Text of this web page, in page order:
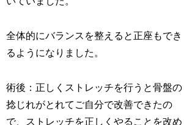
全体的にバランスを整えると正座もでき
るようになりました。
術後：正しくストレッチを行うと骨盤の
捻じれがとれてご自分で改善できたの
で、ストレッチを正しくやることを改め